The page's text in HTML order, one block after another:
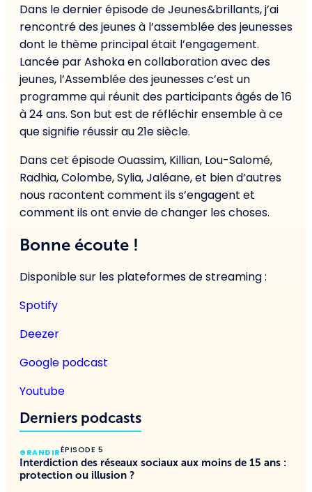
Dans le dernier épisode de Jeunes&brillants, j’ai
rencontré des jeunes à l’assemblée des jeunesses
dont le thème principal était l’engagement.
Lancée par Ashoka en collaboration avec des
jeunes, l’Assemblée des jeunesses c’est un
programme qui réunit des participants âgés de 16
à 24 ans. Son but est de réfléchir ensemble à ce
que signifie réussir au 21e siècle.
Dans cet épisode Ouassim, Killian, Lou-Salomé,
Radhia, Colombe, Sylia, Jaléane, et bien d’autres
nous racontent comment ils s’engagent et
comment ils ont envie de changer les choses.
Bonne écoute !
Disponible sur les plateformes de streaming :
Spotify
Deezer
Google podcast
Youtube
Derniers podcasts
GRANDIRÉPISODE 5
Interdiction des réseaux sociaux aux moins de 15 ans :
protection ou illusion ?